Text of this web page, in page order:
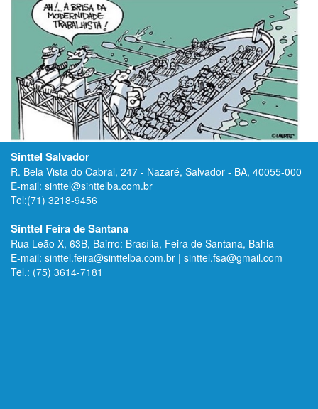
Sinttel Salvador
R. Bela Vista do Cabral, 247 - Nazaré, Salvador - BA, 40055-000
E-mail: sinttel@sinttelba.com.br
Tel:(71) 3218-9456
Sinttel Feira de Santana
Rua Leão X, 63B, Bairro: Brasília, Feira de Santana, Bahia
E-mail: sinttel.feira@sinttelba.com.br | sinttel.fsa@gmail.com
Tel.: (75) 3614-7181